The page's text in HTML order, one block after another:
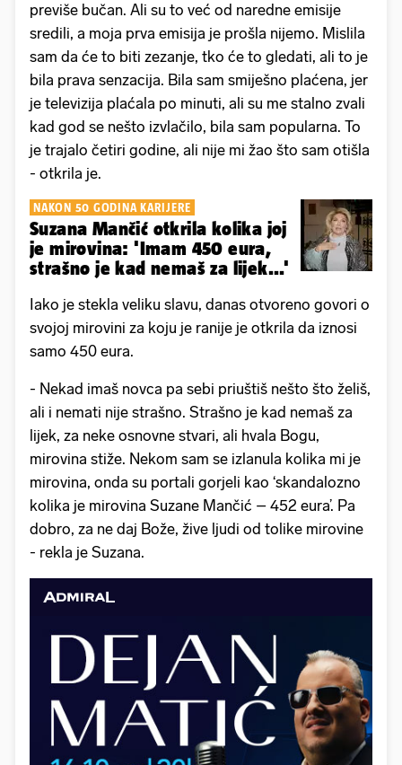
previše bučan. Ali su to već od naredne emisije
sredili, a moja prva emisija je prošla nijemo. Mislila
sam da će to biti zezanje, tko će to gledati, ali to je
bila prava senzacija. Bila sam smiješno plaćena, jer
je televizija plaćala po minuti, ali su me stalno zvali
kad god se nešto izvlačilo, bila sam popularna. To
je trajalo četiri godine, ali nije mi žao što sam otišla
- otkrila je.
NAKON 50 GODINA KARIJERE
Suzana Mančić otkrila kolika joj
je mirovina: 'Imam 450 eura,
strašno je kad nemaš za lijek...'
Iako je stekla veliku slavu, danas otvoreno govori o
svojoj mirovini za koju je ranije je otkrila da iznosi
samo 450 eura.
- Nekad imaš novca pa sebi priuštiš nešto što želiš,
ali i nemati nije strašno. Strašno je kad nemaš za
lijek, za neke osnovne stvari, ali hvala Bogu,
mirovina stiže. Nekom sam se izlanula kolika mi je
mirovina, onda su portali gorjeli kao ‘skandalozno
kolika je mirovina Suzane Mančić – 452 eura’. Pa
dobro, za ne daj Bože, žive ljudi od tolike mirovine
- rekla je Suzana.